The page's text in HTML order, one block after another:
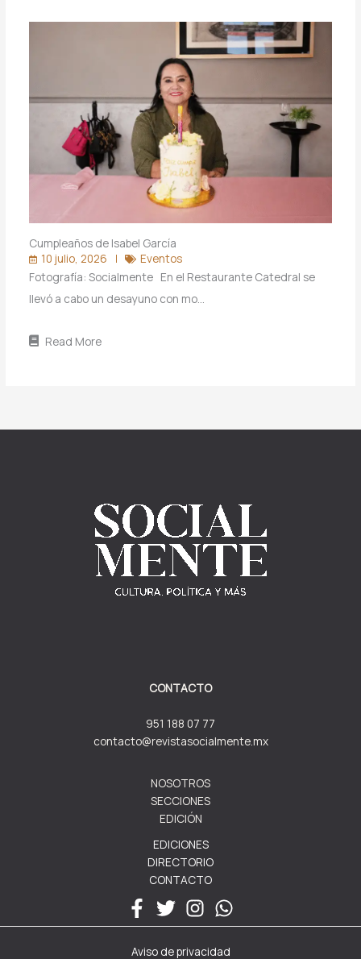
Cumpleaños de Isabel García
10 julio, 2026
Eventos
Fotografía: Socialmente En el Restaurante Catedral se
llevó a cabo un desayuno con mo…
Read More
CONTACTO
951 188 07 77
contacto@revistasocialmente.mx
NOSOTROS
SECCIONES
EDICIÓN
EDICIONES
DIRECTORIO
CONTACTO
Aviso de privacidad